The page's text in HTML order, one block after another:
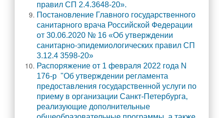
Методическая копилка
Разработки уроков
Воспитательная работа
Штаб воспитательной работы
Классные руководители
Документация
Профориентация
правил СП 2.4.3648-20».
Постановление Главного государственного
санитарного врача Российской Федерации
от 30.06.2020 № 16 «Об утверждении
санитарно-эпидемиологических правил СП
3.12.4 3598-20»
Распоряжение от 1 февраля 2022 года N
176-р "Об утверждении регламента
предоставления государственной услуги по
приему в организации Санкт-Петербурга,
реализующие дополнительные